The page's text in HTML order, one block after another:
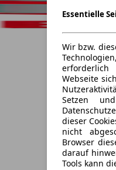
Essentielle
Wir bzw.
Webseite
Setzen
dieser
nicht
Browser
darauf
Tools kann